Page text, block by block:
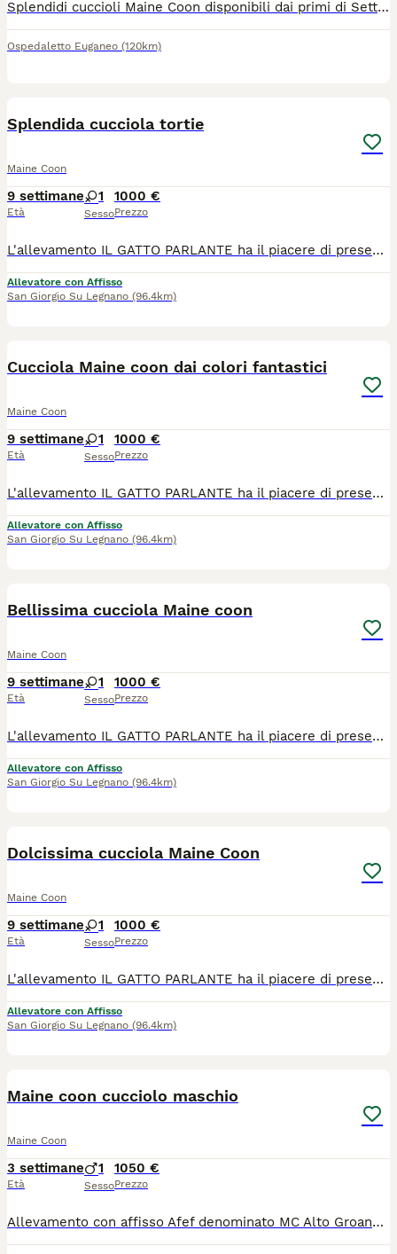
Splendidi cuccioli Maine Coon disponibili dai primi di Settembre. Cediamo meravigliosi cuccioli di Maine Coon nati il 29 Giugno. I cuccioli crescono in un ambiente familiare circondati da amore e cure a contatto con persone e bambini. Saranno ceduti all etá di circa 10 settimane con libretto sanitario aggiornato di prima vaccinazione, sverminazione, e kit cucciolo. Diamo moltissima importanza alla crescita emotiva dei piccoli e alla loro socializzazione. Sono già molto curiosi ed ognuno ha già il suo meraviglioso carattere tipico del gatto Maine Coon: affettuosi, giocherelloni, buoni e coccoli. Mamma brown tabby e papà color crema; i cuccioli sono black tabby, brown tabby e tortie. Per maggiori informazioni o fissare una visita per conoscerci non esitate a contattarmi.
Ospedaletto Euganeo (120km)
Splendida cucciola tortie
Maine Coon
9 settimane
Età
1
Sesso
1000 €
Prezzo
L'allevamento IL GATTO PARLANTE ha il piacere di presentarvi Primula, nata il 4/06/2026. Una micia molto elegante ma amante del gioco. Cresciuta in ambiente familiare, con possibilità di socializzare anche con altri gatti, abituata a molteplici tipi di lettiera, tiragraffi e classici rumori domestici. Verrà ceduta con contratto da compagnia, pedigree ANFI, doppia vaccinazione e doppia sverminazione, microchip, libretto sanitario, certificato di buona salute, test genetici dei genitori e kit cucciolo. I genitori sono visibili presso il nostro allevamento e siamo disponibili per organizzare delle visite. Ci troviamo a San Giorgio su legnano in provincia di Milano. Potete contattarci per informazioni e seguirci sui social.
Allevatore con Affisso
San Giorgio Su Legnano (96.4km)
Cucciola Maine coon dai colori fantastici
Maine Coon
9 settimane
Età
1
Sesso
1000 €
Prezzo
L'allevamento IL GATTO PARLANTE ha il piacere di presentarvi la nostra Prugna, nata il 4/06/2026. Una tortie dalle sfumature fantastiche, dolce e giocherellona. Cresciuta in ambiente familiare, con possibilità di socializzare anche con altri gatti, abituata a molteplici tipi di lettiera, tiragraffi e classici rumori domestici. Verrà ceduta con contratto da compagnia, pedigree ANFI, doppia vaccinazione e doppia sverminazione, microchip, libretto sanitario, certificato di buona salute, test genetici dei genitori e kit cucciolo. I genitori sono visibili presso il nostro allevamento e siamo disponibili per organizzare delle visite. Ci troviamo a San Giorgio su legnano in provincia di Milano. Potete contattarci per informazioni e seguirci sui social.
Allevatore con Affisso
San Giorgio Su Legnano (96.4km)
Bellissima cucciola Maine coon
Maine Coon
9 settimane
Età
1
Sesso
1000 €
Prezzo
L'allevamento IL GATTO PARLANTE ha il piacere di presentarvi la bella Pachira, nata il 4/06/2026. Un curiosa e adora dormire vicino a noi. Cresciuta in ambiente familiare, con possibilità di socializzare anche con altri gatti, abituata a molteplici tipi di lettiera, tiragraffi e classici rumori domestici. Verrà ceduta con contratto da compagnia, pedigree ANFI, doppia vaccinazione e doppia sverminazione, microchip, libretto sanitario, certificato di buona salute, test genetici dei genitori e kit cucciolo. I genitori sono visibili presso il nostro allevamento e siamo disponibili per organizzare delle visite. Ci troviamo a San Giorgio su legnano in provincia di Milano. Potete contattarci per informazioni e seguirci sui social.
Allevatore con Affisso
San Giorgio Su Legnano (96.4km)
Dolcissima cucciola Maine Coon
Maine Coon
9 settimane
Età
1
Sesso
1000 €
Prezzo
L'allevamento IL GATTO PARLANTE ha il piacere di presentarvi la piccola Ortica, nata il 4/06/2026. Un tipetto tutto pepe, energica e molto coccolona. Cresciuta in ambiente familiare, con possibilità di socializzare anche con altri gatti, abituata a molteplici tipi di lettiera, tiragraffi e classici rumori domestici. Verrà ceduta con contratto da compagnia, pedigree ANFI, doppia vaccinazione e doppia sverminazione, microchip, libretto sanitario, certificato di buona salute, test genetici dei genitori e kit cucciolo. I genitori sono visibili presso il nostro allevamento e siamo disponibili per organizzare delle visite. Ci troviamo a San Giorgio su legnano in provincia di Milano. Potete contattarci per informazioni e seguirci sui social.
Allevatore con Affisso
San Giorgio Su Legnano (96.4km)
Maine coon cucciolo maschio
Maine Coon
3 settimane
Età
1
Sesso
1050 €
Prezzo
Allevamento con affisso Afef denominato MC Alto Groane dispone di cucciolo maschio con pedigree da compagnia. Potrà raggiungere la famiglia a partire da fine settembre / inizio ottobre, sarà consegnato con libretto sanitario, microchip , passaggio di proprietà, vaccini, sverminazioni, pedigree da compagnia, copia test genetici dei genitori. Visionabile in allevamento a Cogliate assieme alle sorelline e ai genitori. Per info e per prenotare una visita chiamare o scrivete al 3313099812. Visitare le pagine social FB e IG MC Alto Groane Cattery